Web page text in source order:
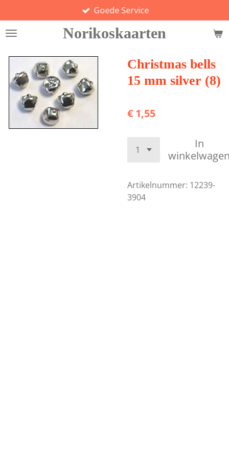
direct
naar
hoofdinhoud
Norikoskaarten
Goede Service
Christmas bells
15 mm silver (8)
€ 1,55
In
Artikelnummer: 12239-
3904